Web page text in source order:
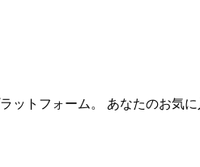
ットフォーム。 あなたのお気